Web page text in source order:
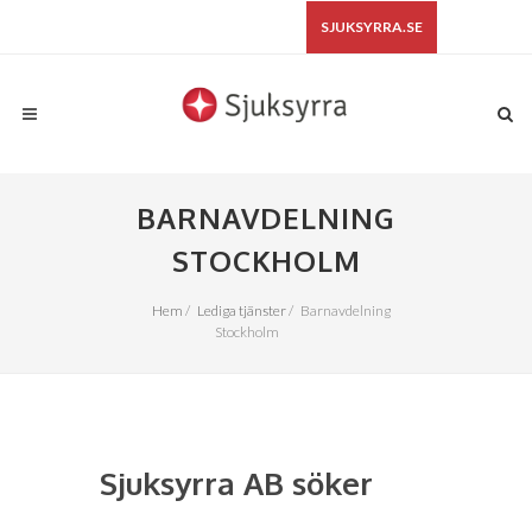
SJUKSYRRA.SE
BARNAVDELNING
STOCKHOLM
Hem / Lediga tjänster/ Barnavdelning
Stockholm
Sjuksyrra AB söker